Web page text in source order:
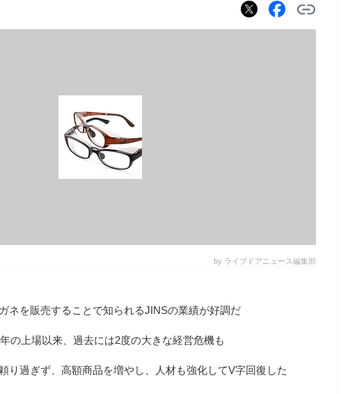
by ライブドアニュース編集部
ネを販売することで知られるJINSの業績が好調だ
の上場以来、過去には2度の大きな経営危機も
り過ぎず、高額商品を増やし、人材も強化してV字回復した